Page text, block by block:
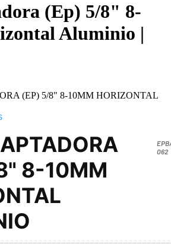
(Ep) 5/8" 8-
Aluminio |
(EP) 5/8" 8-10MM HORIZONTAL
8-10MM
062